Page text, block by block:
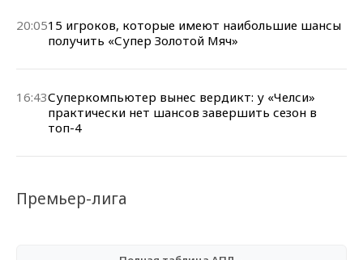
20:0515 игроков, которые имеют наибольшие шансы
получить «Супер Золотой Мяч»
16:43Суперкомпьютер вынес вердикт: у «Челси»
практически нет шансов завершить сезон в
топ-4
Премьер-лига